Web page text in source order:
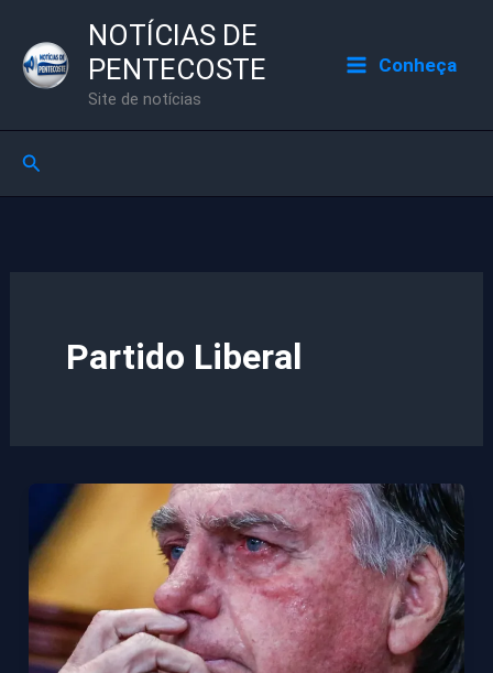
para
NOTÍCIAS DE
PENTECOSTE
Site de notícias
Conheça
Pesquisar
Partido Liberal